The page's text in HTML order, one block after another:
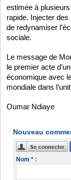
estimée à
rapide. Injecter
de redynamiser
sociale.
Le message de
le premier acte
économique avec
mondiale dans
Oumar Ndiaye
Nouveau
Nom * :